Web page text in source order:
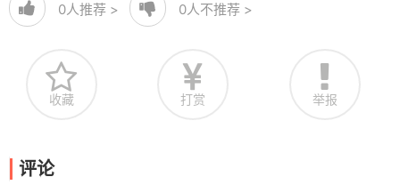
0人推荐 > 0人不推荐 >
收藏 打赏 举报
评论